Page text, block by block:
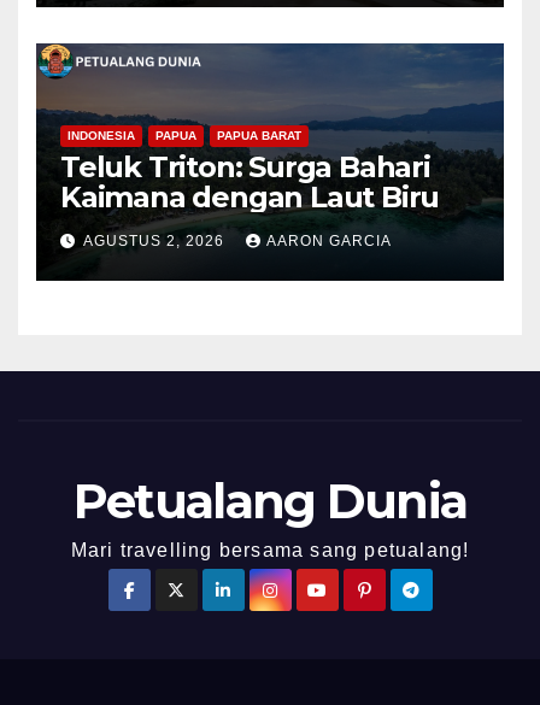
INDONESIA PAPUA PAPUA BARAT
Teluk Triton: Surga Bahari
Kaimana dengan Laut Biru
AGUSTUS 2, 2026 AARON GARCIA
Petualang Dunia
Mari travelling bersama sang petualang!